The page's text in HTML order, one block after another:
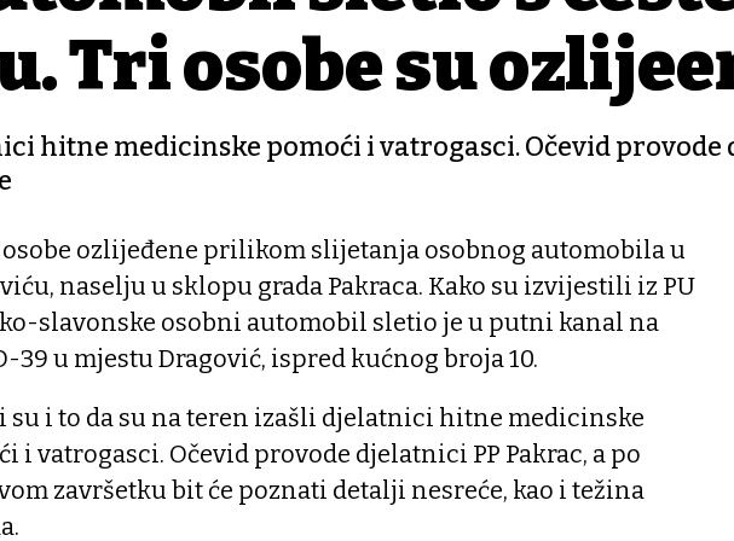
Tri osobe su
hitne medicinske pomoći i vatrogasci. Očevid
ozlijeđene prilikom slijetanja osobnog automobila u
naselju u sklopu grada Pakraca. Kako su izvijestili iz PU
slavonske osobni automobil sletio je u putni kanal na
39 u mjestu Dragović, ispred kućnog broja 10.
su i to da su na teren izašli djelatnici hitne medicinske
i vatrogasci. Očevid provode djelatnici PP Pakrac, a po
završetku bit će poznati detalji nesreće, kao i težina